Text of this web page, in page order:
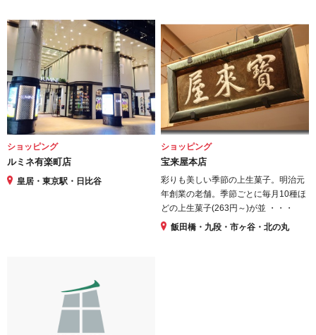
ショッピング
ルミネ有楽町店
皇居・東京駅・日比谷
ショッピング
宝来屋本店
彩りも美しい季節の上生菓子。明治元
年創業の老舗。季節ごとに毎月10種ほ
どの上生菓子(263円～)が並 ・・・
飯田橋・九段・市ヶ谷・北の丸